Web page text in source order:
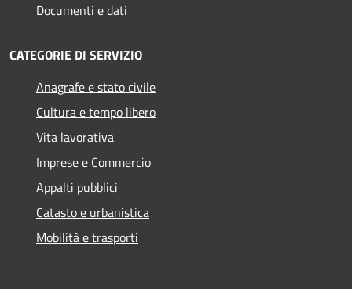
Documenti e dati
CATEGORIE DI SERVIZIO
Anagrafe e stato civile
Cultura e tempo libero
Vita lavorativa
Imprese e Commercio
Appalti pubblici
Catasto e urbanistica
Mobilità e trasporti